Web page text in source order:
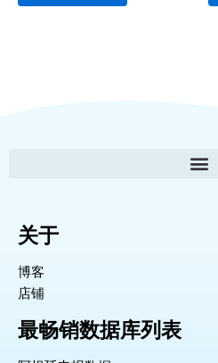
关于
博客
店铺
最畅销数据库列表